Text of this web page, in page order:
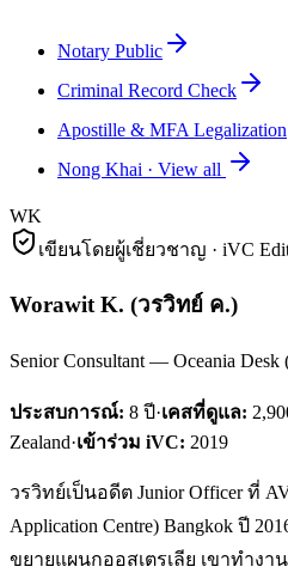
Notary Public
Criminal Record Check
Apostille & MFA Legalization
Nong Khai · View all
WK
เขียนโดยผู้เชี่ยวชาญ · iVC
Worawit K. (วรวิทย์ ค.)
Senior Consultant — Oceania
ประสบการณ์: 8 ปี·เคสที่ดูแล:
Zealand·เข้าร่วม iVC: 2019
วรวิทย์เป็นอดีต Junior Officer ที่
Application Centre) Bangkok ปี
ขยายแผนกออสเตรเลีย เขาทำงา